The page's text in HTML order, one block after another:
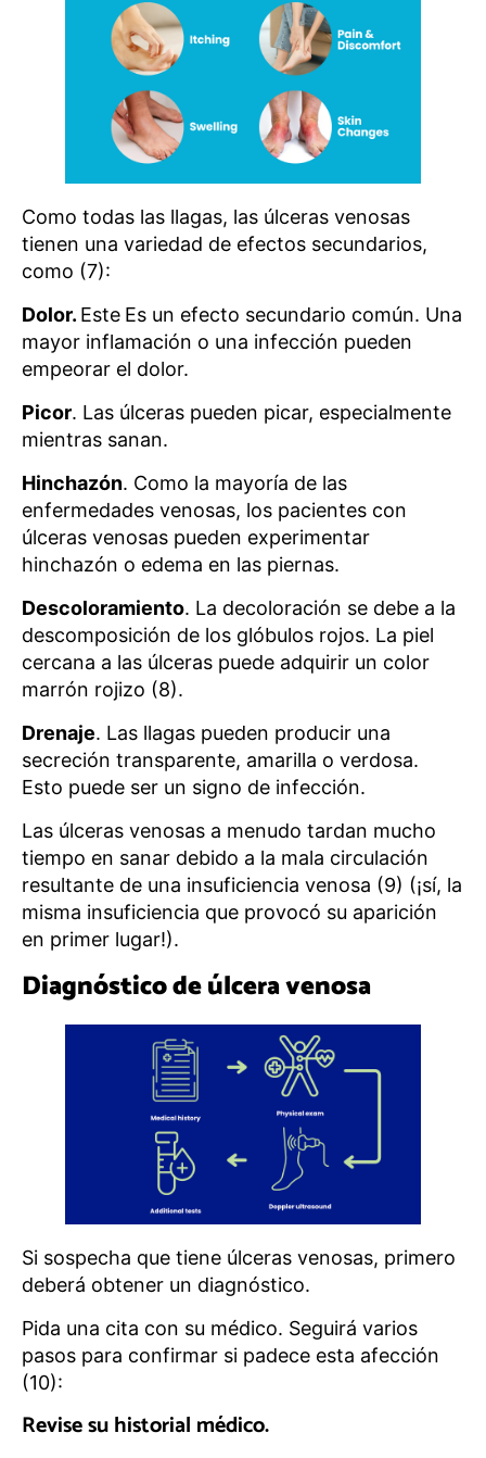
Como todas las llagas, las úlceras venosas
tienen una variedad de efectos secundarios,
como (7):
Dolor. Este Es un efecto secundario común. Una
mayor inflamación o una infección pueden
empeorar el dolor.
Picor. Las úlceras pueden picar, especialmente
mientras sanan.
Hinchazón. Como la mayoría de las
enfermedades venosas, los pacientes con
úlceras venosas pueden experimentar
hinchazón o edema en las piernas.
Descoloramiento. La decoloración se debe a la
descomposición de los glóbulos rojos. La piel
cercana a las úlceras puede adquirir un color
marrón rojizo (8).
Drenaje. Las llagas pueden producir una
secreción transparente, amarilla o verdosa.
Esto puede ser un signo de infección.
Las úlceras venosas a menudo tardan mucho
tiempo en sanar debido a la mala circulación
resultante de una insuficiencia venosa (9) (¡sí, la
misma insuficiencia que provocó su aparición
en primer lugar!).
Diagnóstico de úlcera venosa
Si sospecha que tiene úlceras venosas, primero
deberá obtener un diagnóstico.
Pida una cita con su médico. Seguirá varios
pasos para confirmar si padece esta afección
(10):
Revise su historial médico.